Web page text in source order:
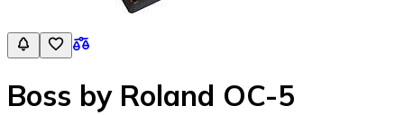
Boss by Roland OC-5